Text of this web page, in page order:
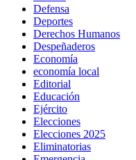
Defensa
Deportes
Derechos Humanos
Despeñaderos
Economía
economía local
Editorial
Educación
Ejército
Elecciones
Elecciones 2025
Eliminatorias